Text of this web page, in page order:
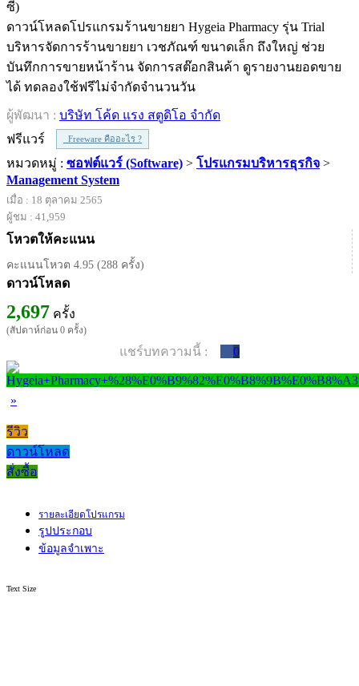
ดาวน์โหลดโปรแกรมร้านขายยา Hygeia Pharmacy รุ่น Trial
บริหารจัดการร้านขายยา เวชภัณฑ์ ขนาดเล็ก ถึงใหญ่ ช่วย
บันทึกการขายหน้าร้าน จัดการสต๊อกสินค้า ดูรายงานยอดขาย
ได้ ทดลองใช้ฟรีไม่จำกัดจำนวนวัน
ผู้พัฒนา : บริษัท โค้ด แรง สตูดิโอ จำกัด
ฟรีแวร์
Freeware คืออะไร ?
หมวดหมู่ : ซอฟต์แวร์ (Software) > โปรแกรมบริหารธุรกิจ >
Management System
เมื่อ : 18 ตุลาคม 2565
ผู้ชม : 41,959
โหวตให้คะแนน
คะแนนโหวต 4.95 (288 ครั้ง)
ดาวน์โหลด
2,697 ครั้ง
(สัปดาห์ก่อน 0 ครั้ง)
แชร์บทความนี้ : 0
»
รีวิว
ดาวน์โหลด
สั่งซื้อ
รายละเอียดโปรแกรม
รูปประกอบ
ข้อมูลจำเพาะ
Text Size